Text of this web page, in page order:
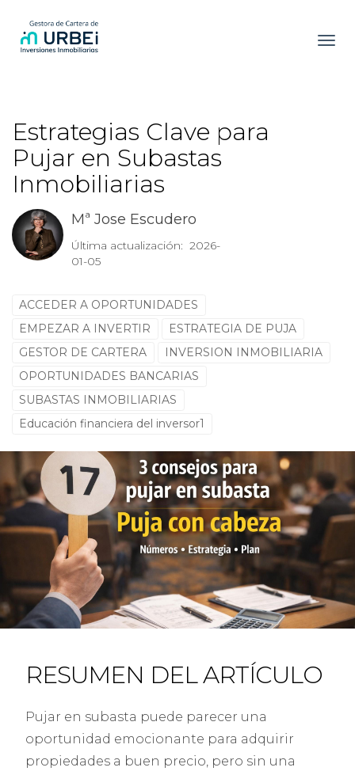
Estrategias Clave para
Pujar en Subastas
Inmobiliarias
Mª Jose Escudero
Última actualización: 2026-
01-05
ACCEDER A OPORTUNIDADES
EMPEZAR A INVERTIR
ESTRATEGIA DE PUJA
GESTOR DE CARTERA
INVERSION INMOBILIARIA
OPORTUNIDADES BANCARIAS
SUBASTAS INMOBILIARIAS
Educación financiera del inversor1
RESUMEN DEL ARTÍCULO
Pujar en subasta puede parecer una
oportunidad emocionante para adquirir
propiedades a buen precio, pero sin una